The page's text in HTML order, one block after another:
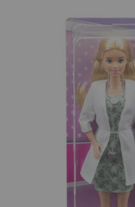
изображенията